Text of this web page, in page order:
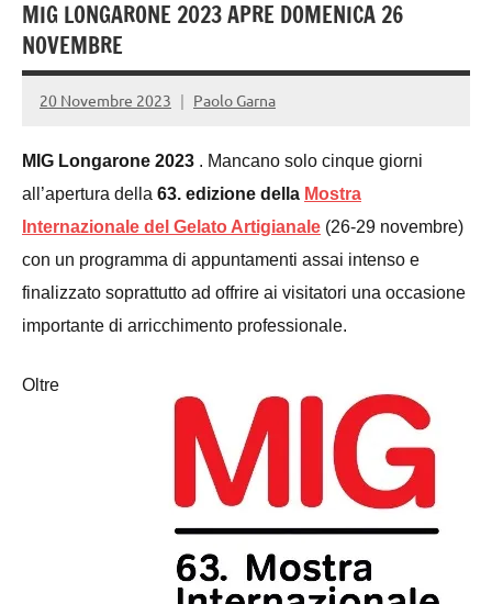
MIG LONGARONE 2023 APRE DOMENICA 26
NOVEMBRE
20 Novembre 2023 Paolo Garna
MIG Longarone 2023 . Mancano solo cinque giorni
all’apertura della 63. edizione della Mostra
Internazionale del Gelato Artigianale (26-29 novembre)
con un programma di appuntamenti assai intenso e
finalizzato soprattutto ad offrire ai visitatori una occasione
importante di arricchimento professionale.
Oltre